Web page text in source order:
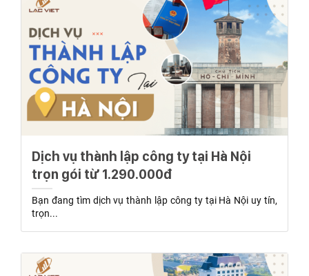
Dịch vụ thành lập công ty tại Hà Nội
trọn gói từ 1.290.000đ
Bạn đang tìm dịch vụ thành lập công ty tại Hà Nội uy tín,
trọn...